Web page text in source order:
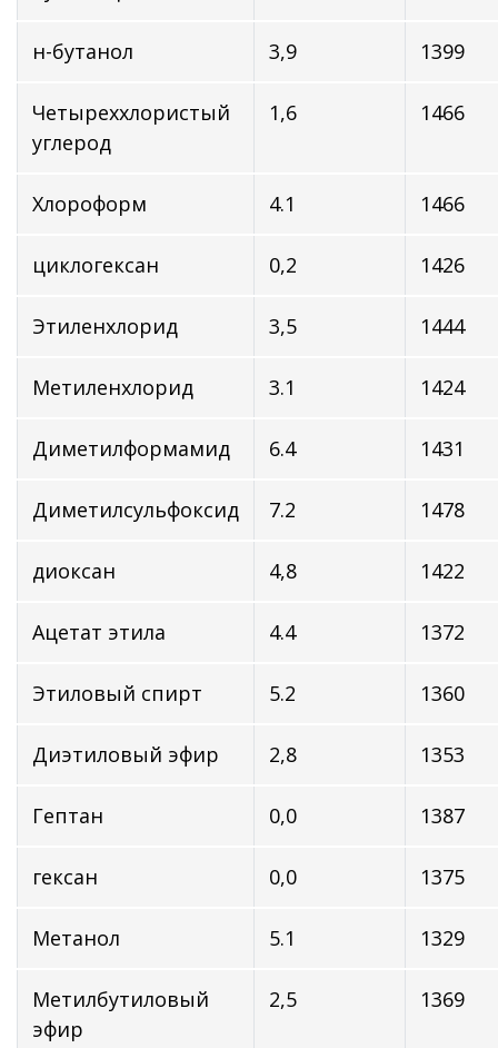
н-бутанол 3,9 1399
Четыреххлористый
углерод
1,6 1466
Хлороформ 4.1 1466
циклогексан 0,2 1426
Этиленхлорид 3,5 1444
Метиленхлорид 3.1 1424
Диметилформамид 6.4 1431
Диметилсульфоксид 7.2 1478
диоксан 4,8 1422
Ацетат этила 4.4 1372
Этиловый спирт 5.2 1360
Диэтиловый эфир 2,8 1353
Гептан 0,0 1387
гексан 0,0 1375
Метанол 5.1 1329
Метилбутиловый
эфир
2,5 1369